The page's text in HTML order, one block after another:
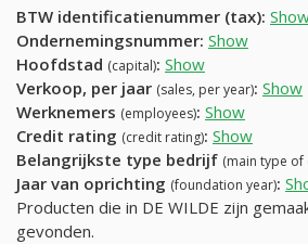
BTW identificatienummer (tax):
Ondernemingsnummer: Show
Hoofdstad (capital): Show
Verkoop, per jaar (sales, per year): Show
Werknemers (employees): Show
Credit rating (credit rating): Show
Belangrijkste type bedrijf (main type of
Jaar van oprichting (foundation year):
Producten die in DE WILDE zijn
gevonden.